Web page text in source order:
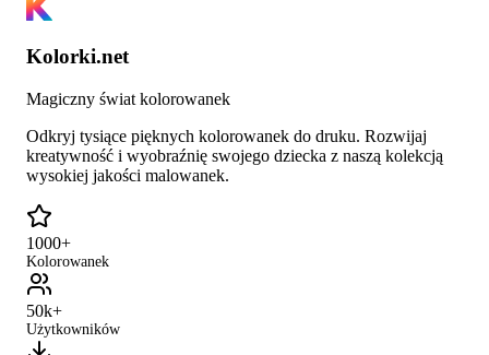
Kolorki.net
Magiczny świat kolorowanek
Odkryj tysiące pięknych kolorowanek do druku. Rozwijaj
kreatywność i wyobraźnię swojego dziecka z naszą kolekcją
wysokiej jakości malowanek.
1000+
Kolorowanek
50k+
Użytkowników